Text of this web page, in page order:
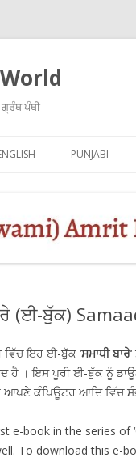
ਪੰਥੀ
PUNJABI
(ਈ-ਬੁੱਕ)
ਵਿੱਚ ਇਹ ਈ-ਬੁੱਕ ‘ਸਮਾਧੀ ਬਾਰੇ
ਹੈ । ਇਸ ਪੂਰੀ ਈ-ਬੁੱਕ ਨੂੰ
ਆਪਣੇ ਕੰਪਿਊਟਰ ਆਦਿ ਵਿੱਚ
e-book in the series of
To download this e-